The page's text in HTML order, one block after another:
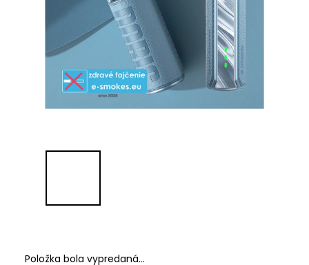
Položka bola vypredaná…